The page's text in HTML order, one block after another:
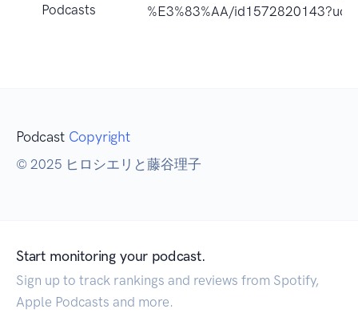
Podcasts
%E3%83%AA/
Podcast Copyright
© 2025 ヒロシエリと藤谷理子
Start monitoring your podcast.
Sign up to track rankings and reviews from Spotify,
Apple Podcasts and more.